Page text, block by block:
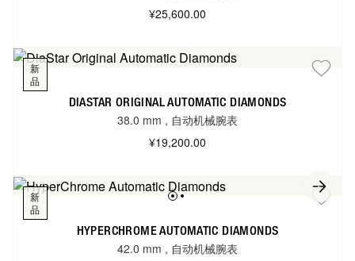
¥25,600.00
新
品
DIASTAR ORIGINAL AUTOMATIC DIAMONDS
38.0 mm , 自动机械腕表
¥19,200.00
新
品
HYPERCHROME AUTOMATIC DIAMONDS
42.0 mm , 自动机械腕表